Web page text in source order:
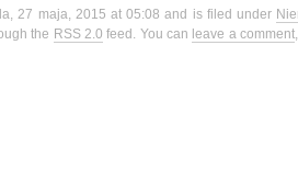
27 maja, 2015 at 05:08 and is filed under
the RSS 2.0 feed. You can leave a comment